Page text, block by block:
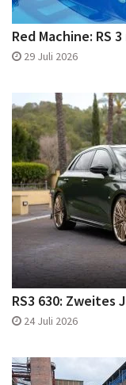
Red Machine: RS
29 Juli 2026
RS3 630: Zweites
24 Juli 2026